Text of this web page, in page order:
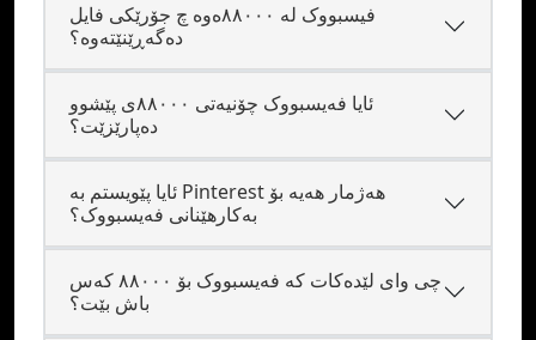
فیسبووک لە ٨٨٠٠٠ەوە چ جۆرێکی فایل
دەگەڕێنێتەوە؟
ئایا فەیسبووک چۆنیەتی ٨٨٠٠٠ی پێشوو
دەپارێزێت؟
ئایا پێویستم بە Pinterest هەژمار هەیە بۆ
بەکارهێنانی فەیسبووک؟
چی وای لێدەکات کە فەیسبووک بۆ ٨٨٠٠٠ کەس
باش بێت؟